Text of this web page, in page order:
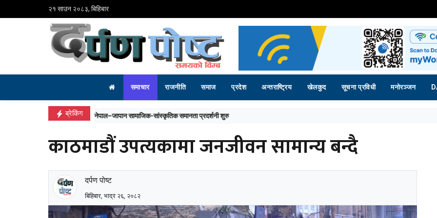
२१ साउन २०८३, बिहिबार
समाचार राजनीति समाज प्रदेश अन्तराष्ट्रिय खेलकुद सूचना प्रविधी मनोरञ्जन
ब्रेकिंग सरकार असफल भए राष्ट्र नै असफल हुने खतरा छः पूर्वप्रधानमन्त्री दाहाल
काठमाडौं उपत्यकामा जनजीवन सामान्य बन्दै
दर्पण पोष्ट
बिहिबार, भाद्र २६, २०८२